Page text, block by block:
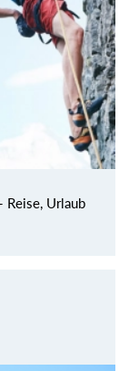
Reise, Urlaub